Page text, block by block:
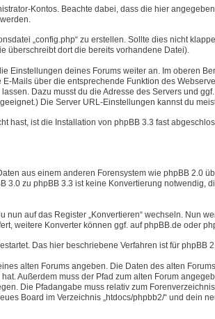
Kontos. Beachte dabei, dass die hier
„config.php“ zu erstellen. Sollte dies nicht
überschreibt dort die bereits vorhandene Datei).
Einstellungen deines Forums weiter an. Im oberen
Mails über die entsprechende Funktion des
Dazu musst du die Adresse des Servers und
Die Server URL-Einstellungen kannst du
hast, ist die Installation von phpBB 3.3 fast
aus einem anderen Forensystem wie phpBB 2.0
3.0 zu phpBB 3.3 ist keine Konvertierung notwendig,
nun auf das Register „Konvertieren“ wechseln. Nun
weitere Konverter können ggf. auf phpBB.de oder
Das hier beschriebene Verfahren ist für
alten Forums angeben. Die Daten des alten
Außerdem muss der Pfad zum alten Forum
Die Pfadangabe muss relativ zum
Board im Verzeichnis „htdocs/phpbb2/“ und dein